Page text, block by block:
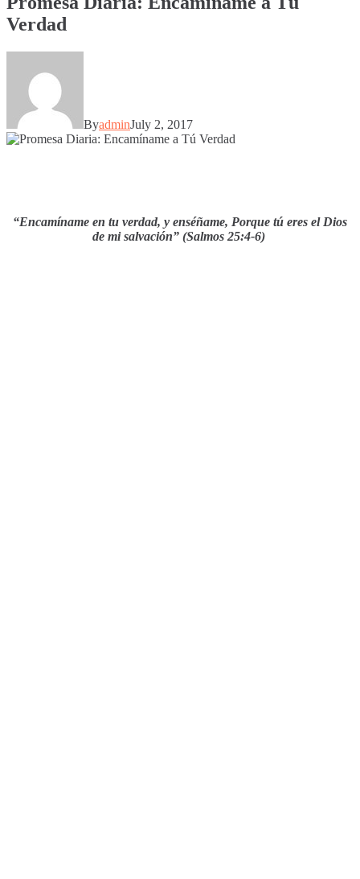
Verdad
ByadminJuly 2, 2017
“Encamíname en tu verdad, y enséñame, Porque tú eres el Dios
de mi salvación” (Salmos 25:4-6)